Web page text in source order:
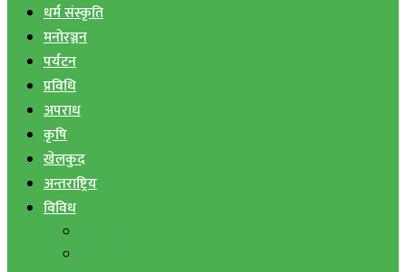
धर्म संस्कृति
मनोरञ्जन
पर्यटन
प्रविधि
अपराध
कृषि
खेलकुद
अन्तराष्ट्रिय
विविध